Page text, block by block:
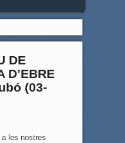
DE
D’EBRE
(03-
a les nostres